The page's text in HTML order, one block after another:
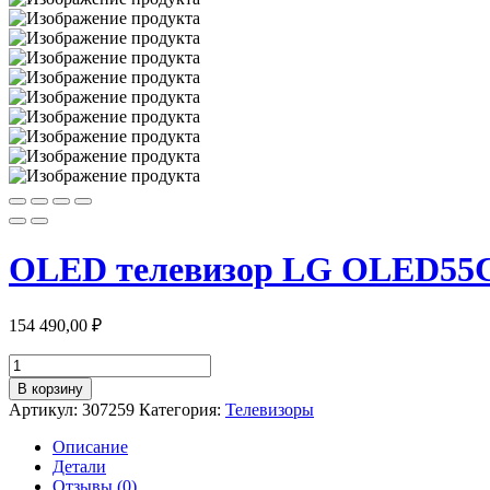
OLED телевизор LG
154 490,00 ₽
Количество
товара
OLED
телевизор
OLED55C3RLA
В корзину
Артикул: 307259 Категория: Телевизоры
Описание
Детали
Отзывы (0)